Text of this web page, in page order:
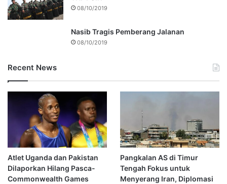
08/10/2019
Nasib Tragis Pemberang Jalanan
08/10/2019
Recent News
Atlet Uganda dan Pakistan
Dilaporkan Hilang Pasca-
Commonwealth Games
Pangkalan AS di Timur
Tengah Fokus untuk
Menyerang Iran, Diplomasi